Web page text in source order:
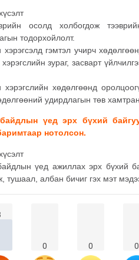
осолд холбогдож
тодорхойлолт.
хэрэгсэлд гэмтэл учирч
зураг, засварт
хэрэгслийн хөдөлгөөнд
удирдлагын төв
үед эрх бүхий
нотолсон.
үед ажиллах эрх бүхий
тушаал, албан бичиг гэх мэт
0 0 0